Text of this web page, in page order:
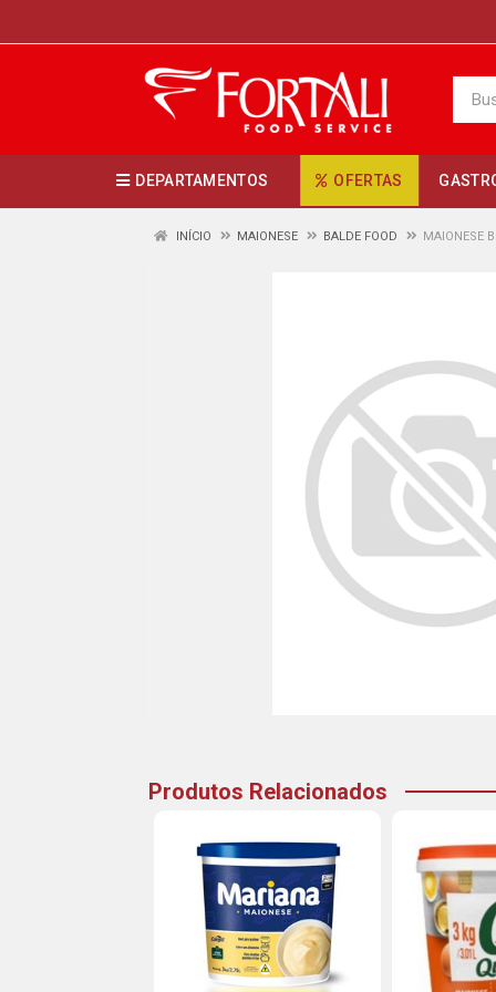
DEPARTAMENTOS OFERTAS
INÍCIO MAIONESE BALDE FOOD MAIONESE
Produtos Relacionados